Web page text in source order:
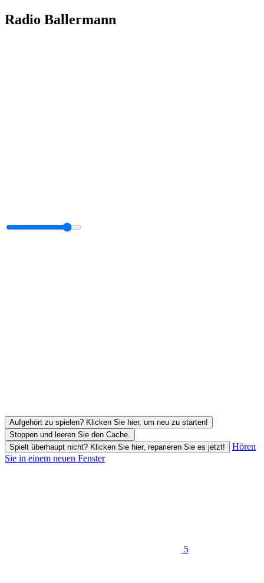
Radio Ballermann
Aufgehört zu spielen? Klicken Sie hier, um neu zu starten!
Stoppen und leeren Sie den Cache.
Spielt überhaupt nicht? Klicken Sie hier, reparieren Sie es jetzt!
Hören
Sie in einem neuen Fenster
5